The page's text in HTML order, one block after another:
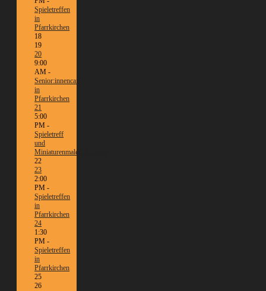
Spieletreffen
in
Pfarrkirchen
18
19
20
9:00
AM -
Senior:innencafé
in
Pfarrkirchen
21
5:00
PM -
Spieletreff
und
Miniaturenmalen/Tabletop
22
23
2:00
PM -
Spieletreffen
in
Pfarrkirchen
24
1:30
PM -
Spieletreffen
in
Pfarrkirchen
25
26